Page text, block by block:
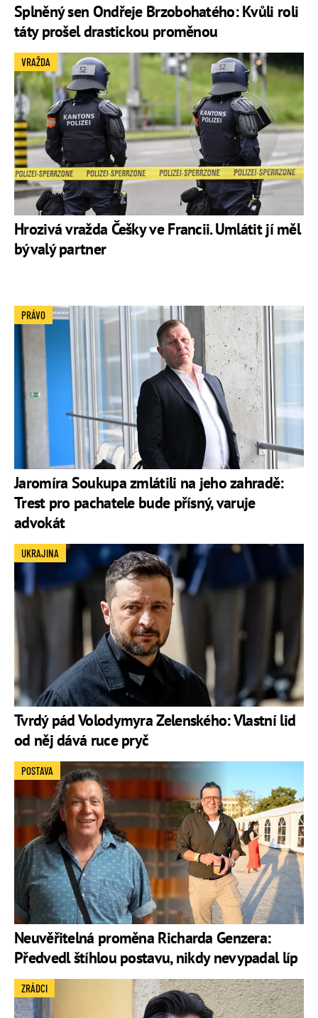
Splněný sen Ondřeje Brzobohatého: Kvůli roli
táty prošel drastickou proměnou
Hrozivá vražda Češky ve Francii. Umlátit jí měl
bývalý partner
VRAŽDA
Jaromíra Soukupa zmlátili na jeho zahradě:
Trest pro pachatele bude přísný, varuje
advokát
PRÁVO
Tvrdý pád Volodymyra Zelenského: Vlastní lid
od něj dává ruce pryč
UKRAJINA
Neuvěřitelná proměna Richarda Genzera:
Předvedl štíhlou postavu, nikdy nevypadal líp
POSTAVA
ZRÁDCI